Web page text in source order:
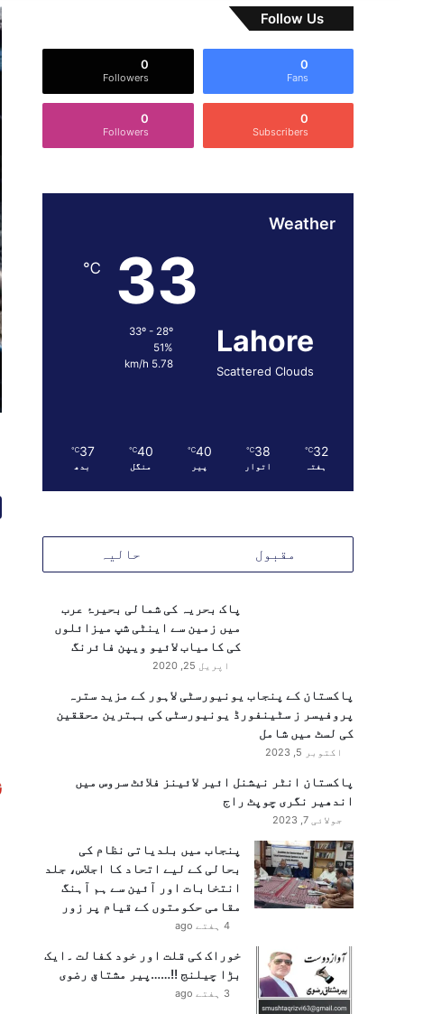
Follow Us
0
Fans
0
Followers
0
Subscribers
0
Followers
Weather
Lahore
Scattered Clouds
33
℃
33º - 28º
51%
5.78 km/h
32
℃
ہفتہ
38
℃
اتوار
40
℃
پیر
40
℃
منگل
37
℃
بدھ
مقبول حالیہ
پاک بحریہ کی شمالی بحیرۂ عرب
میں زمین سے اینٹی شپ میزائلوں
کی کامیاب لائیو ویپن فائرنگ
اپریل 25, 2020
پاکستان کے پنجاب یونیورسٹی لاہور کے مزید سترہ
پروفیسر ز سٹینفورڈ یونیورسٹی کی بہترین محققین
کی لسٹ میں شامل
اکتوبر 5, 2023
پاکستان انٹر نیشنل ائیر لائینز فلائٹ سروس میں
اندھیر نگری چوپٹ راج
جولائی 7, 2023
پنجاب میں بلدیاتی نظام کی
بحالی کے لیے اتحاد کا اجلاس، جلد
انتخابات اور آئین سے ہم آہنگ
مقامی حکومتوں کے قیام پر زور
4 ہفتے ago
خوراک کی قلت اور خود کفالت ۔ایک
بڑا چیلنج !!……پیر مشتاق رضوی
3 ہفتے ago